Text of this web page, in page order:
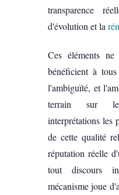
transparence
d'évolution et la
Ces éléments
bénéficient à
l'ambiguïté, et
terrain sur
interprétations les
de cette qualité
réputation réelle
tout discours
mécanisme joue